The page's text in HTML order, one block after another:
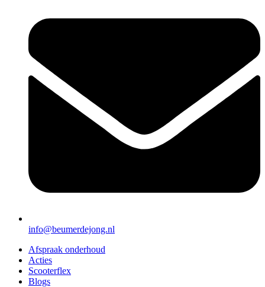
info@beumerdejong.nl
Afspraak onderhoud
Acties
Scooterflex
Blogs